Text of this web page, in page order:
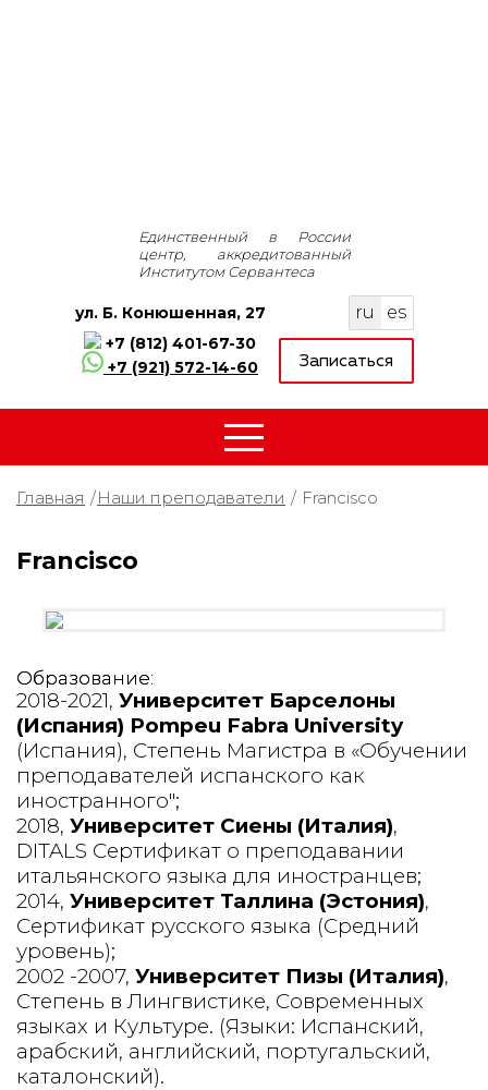
Единственный в России
центр, аккредитованный
Институтом Сервантеса
ул. Б. Конюшенная, 27
+7 (812) 401-67-30
+7 (921) 572-14-60
ru es
Записаться
Главная /Наши преподаватели / Francisco
Francisco
Образование:
2018-2021, Университет Барселоны
(Испания) Pompeu Fabra University
(Испания), Степень Магистра в «Обучении
преподавателей испанского как
иностранного";
2018, Университет Сиены (Италия),
DITALS Сертификат о преподавании
итальянского языка для иностранцев;
2014, Университет Таллина (Эстония),
Сертификат русского языка (Средний
уровень);
2002 -2007, Университет Пизы (Италия),
Степень в Лингвистике, Современных
языках и Культуре. (Языки: Испанский,
арабский, английский, португальский,
каталонский).